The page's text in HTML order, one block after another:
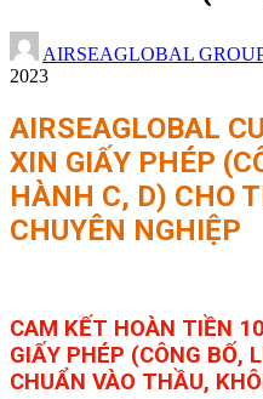
AIRSEAGLOBAL
2023
AIRSEAGLOBAL
XIN GIẤY PHÉP
HÀNH C, D) CHO
CHUYÊN NGHIỆP
CAM KẾT HOÀN TIỀN
GIẤY PHÉP (CÔNG BỐ,
CHUẨN VÀO THẦU,